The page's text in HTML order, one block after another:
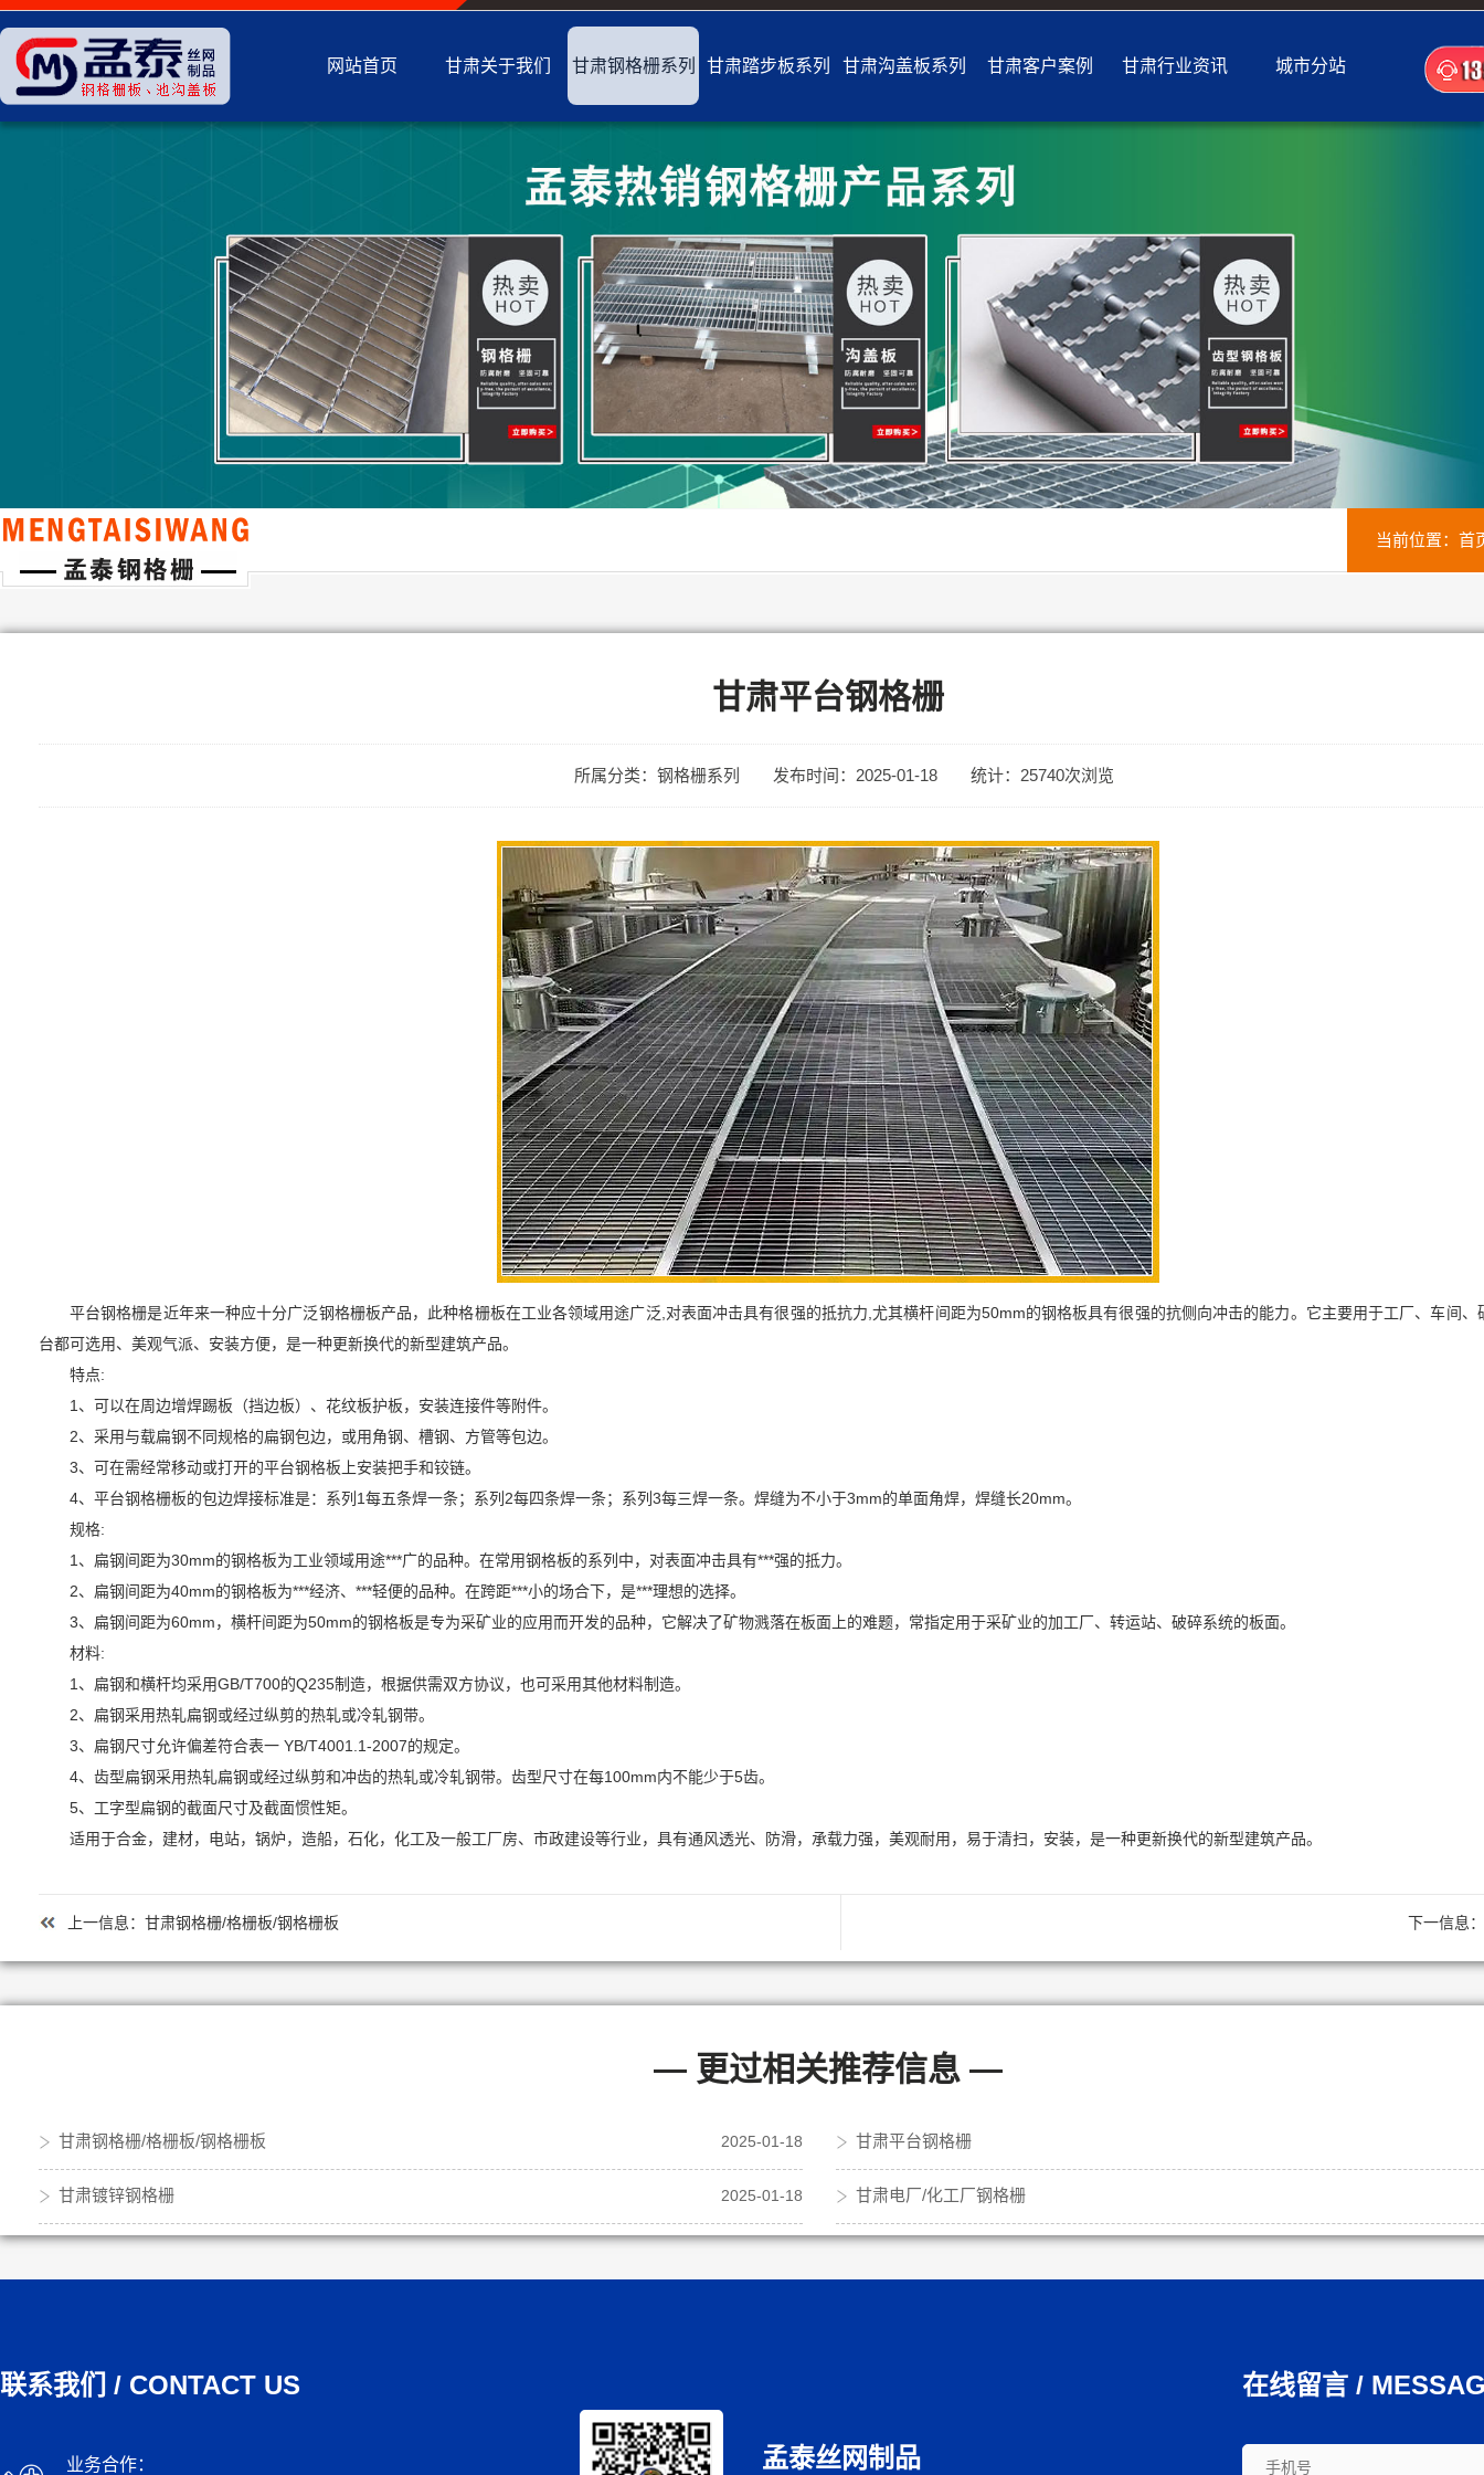
网站首页 甘肃关于我们 甘肃钢格栅系列 甘肃踏步板系列 甘肃沟盖板系列 甘肃客户案例 甘肃行业资讯 城市分站
当前位置： 首
甘肃平台钢格栅
所属分类：钢格栅系列 发布时间：2025-01-18 统计：25740次浏览
平台钢格栅是近年来一种应十分广泛钢格栅板产品，此种格栅板在工业各领域用途广泛,对表面冲击具有很强的抵抗力,尤其横杆间距为50mm的钢格板具有很强的抗侧向冲击的能力。它主要用于工厂、车间、
台都可选用、美观气派、安装方便，是一种更新换代的新型建筑产品。
特点:
1、可以在周边增焊踢板（挡边板）、花纹板护板，安装连接件等附件。
2、采用与载扁钢不同规格的扁钢包边，或用角钢、槽钢、方管等包边。
3、可在需经常移动或打开的平台钢格板上安装把手和铰链。
4、平台钢格栅板的包边焊接标准是：系列1每五条焊一条；系列2每四条焊一条；系列3每三焊一条。焊缝为不小于3mm的单面角焊，焊缝长20mm。
规格:
1、扁钢间距为30mm的钢格板为工业领域用途***广的品种。在常用钢格板的系列中，对表面冲击具有***强的抵力。
2、扁钢间距为40mm的钢格板为***经济、***轻便的品种。在跨距***小的场合下，是***理想的选择。
3、扁钢间距为60mm，横杆间距为50mm的钢格板是专为采矿业的应用而开发的品种，它解决了矿物溅落在板面上的难题，常指定用于采矿业的加工厂、转运站、破碎系统的板面。
材料:
1、扁钢和横杆均采用GB/T700的Q235制造，根据供需双方协议，也可采用其他材料制造。
2、扁钢采用热轧扁钢或经过纵剪的热轧或冷轧钢带。
3、扁钢尺寸允许偏差符合表一 YB/T4001.1-2007的规定。
4、齿型扁钢采用热轧扁钢或经过纵剪和冲齿的热轧或冷轧钢带。齿型尺寸在每100mm内不能少于5齿。
5、工字型扁钢的截面尺寸及截面惯性矩。
适用于合金，建材，电站，锅炉，造船，石化，化工及一般工厂房、市政建设等行业，具有通风透光、防滑，承载力强，美观耐用，易于清扫，安装，是一种更新换代的新型建筑产品。
上一信息： 甘肃钢格栅/格栅板/钢格栅板 下一信息：
— 更过相关推荐信息 —
甘肃钢格栅/格栅板/钢格栅板 2025-01-18 甘肃平台钢格栅
甘肃镀锌钢格栅 2025-01-18 甘肃电厂/化工厂钢格栅
联系我们 / CONTACT US
业务合作： 孟泰丝网制品
在线留言 /